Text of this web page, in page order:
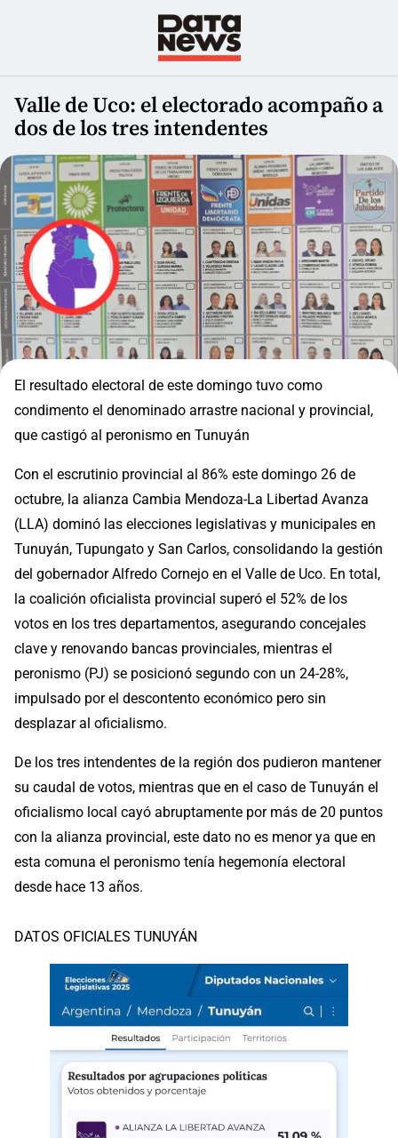
Valle de Uco: el electorado acompaño a
dos de los tres intendentes
El resultado electoral de este domingo tuvo como
condimento el denominado arrastre nacional y provincial,
que castigó al peronismo en Tunuyán
Con el escrutinio provincial al 86% este domingo 26 de
octubre, la alianza Cambia Mendoza-La Libertad Avanza
(LLA) dominó las elecciones legislativas y municipales en
Tunuyán, Tupungato y San Carlos, consolidando la gestión
del gobernador Alfredo Cornejo en el Valle de Uco. En total,
la coalición oficialista provincial superó el 52% de los
votos en los tres departamentos, asegurando concejales
clave y renovando bancas provinciales, mientras el
peronismo (PJ) se posicionó segundo con un 24-28%,
impulsado por el descontento económico pero sin
desplazar al oficialismo.
De los tres intendentes de la región dos pudieron mantener
su caudal de votos, mientras que en el caso de Tunuyán el
oficialismo local cayó abruptamente por más de 20 puntos
con la alianza provincial, este dato no es menor ya que en
esta comuna el peronismo tenía hegemonía electoral
desde hace 13 años.
DATOS OFICIALES TUNUYÁN